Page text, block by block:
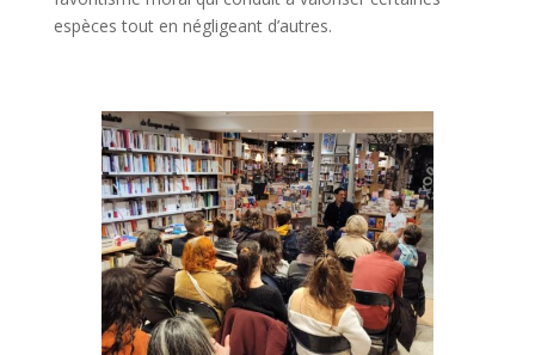
espèces tout en négligeant d’autres.